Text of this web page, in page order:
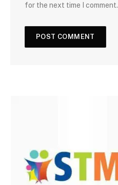
for the next time I comment.